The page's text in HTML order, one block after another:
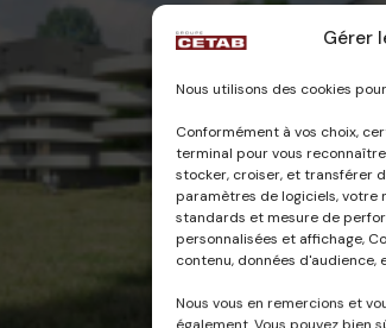
Gérer
Nous utilisons des cookies
Conformément à vos choix,
terminal pour vous
stocker, croiser, et transférer
paramètres de logiciels, votre
standards et mesure de
personnalisées et affichage,
contenu, données
Nous vous en remercions et